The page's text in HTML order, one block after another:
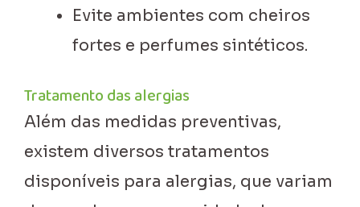
Evite ambientes com cheiros
fortes e perfumes sintéticos.
Tratamento das alergias
Além das medidas preventivas,
existem diversos tratamentos
disponíveis para alergias, que variam